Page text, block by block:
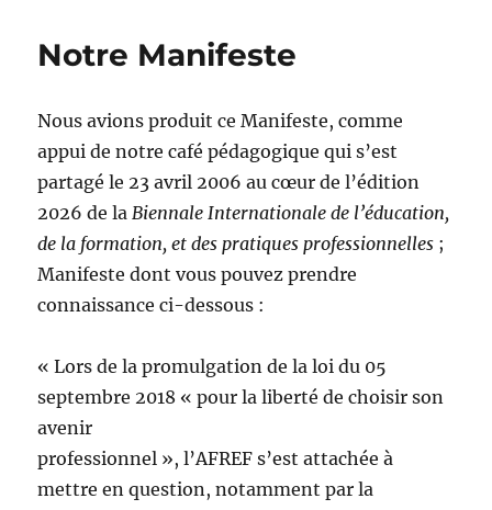
Notre Manifeste
Nous avions produit ce Manifeste, comme
appui de notre café pédagogique qui s’est
partagé le 23 avril 2006 au cœur de l’édition
2026 de laBiennale Internationale de l’éducation,
de la formation, et des pratiques professionnelles ;
Manifeste dont vous pouvez prendre
connaissance ci-dessous :
« Lors de la promulgation de la loi du 05
septembre 2018 « pour la liberté de choisir son
avenir
professionnel », l’AFREF s’est attachée à
mettre en question, notamment par la